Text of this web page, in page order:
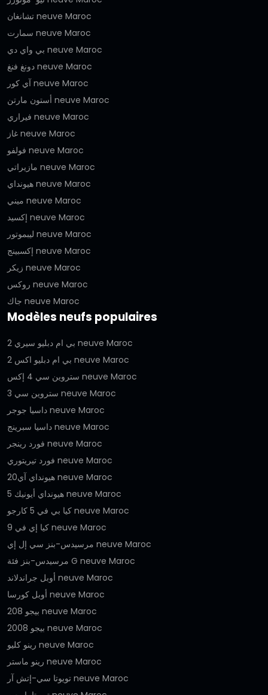
تشانغان neuve Maroc
سمارت neuve Maroc
بي واي دي neuve Maroc
دونغ فنغ neuve Maroc
آي كور neuve Maroc
أستون مارتن neuve Maroc
فيراري neuve Maroc
غاز neuve Maroc
فولفو neuve Maroc
مازيراتي neuve Maroc
هيونداي neuve Maroc
ميني neuve Maroc
إكسيد neuve Maroc
ليبموتور neuve Maroc
إكسبينج neuve Maroc
زيكر neuve Maroc
روكس neuve Maroc
جاك neuve Maroc
Modèles neufs populaires
بي ام دبليو سيري 2 neuve Maroc
بي ام دبليو اكس 2 neuve Maroc
ستروين سي 4 إكس neuve Maroc
ستروين سي 3 neuve Maroc
داسيا جوجر neuve Maroc
داسيا سبرينج neuve Maroc
فورد رينجر neuve Maroc
فورد تيريتوري neuve Maroc
هيونداي آي20 neuve Maroc
هيونداي أيونيك 5 neuve Maroc
كيا بي في 5 كارجو neuve Maroc
كيا إي في 9 neuve Maroc
مرسيدس-بنز سي إل إي neuve Maroc
مرسيدس-بنز فئة G neuve Maroc
أوبل جراندلاند neuve Maroc
أوبل كورسا neuve Maroc
بيجو 208 neuve Maroc
بيجو 2008 neuve Maroc
رينو كليو neuve Maroc
رينو ماستر neuve Maroc
تويوتا سي-إتش آر neuve Maroc